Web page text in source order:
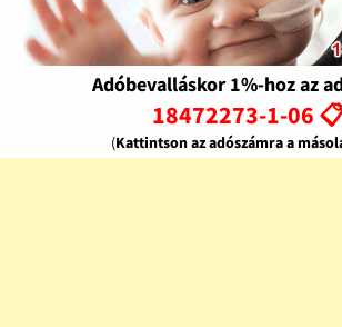
Adóbevalláskor 1%-hoz az
18472273-1-06
(Kattintson az adószámra a